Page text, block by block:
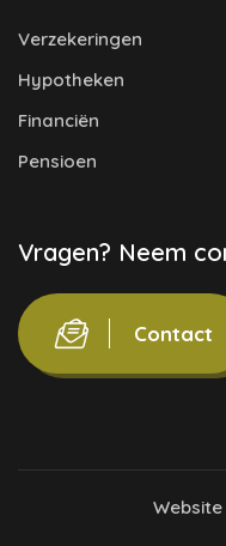
Verzekeringen
Hypotheken
Financiën
Pensioen
Vragen? Neem
Contact